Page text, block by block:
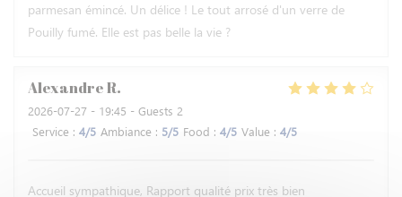
parmesan émincé. Un délice ! Le tout arrosé d'un verre de
Pouilly fumé. Elle est pas belle la vie ?
AlexandreR
2026-07-27 - 19:45 - Guests 2
Service : 4/5 Ambiance : 5/5 Food : 4/5 Value : 4/5
Accueil sympathique, Rapport qualité prix très bien